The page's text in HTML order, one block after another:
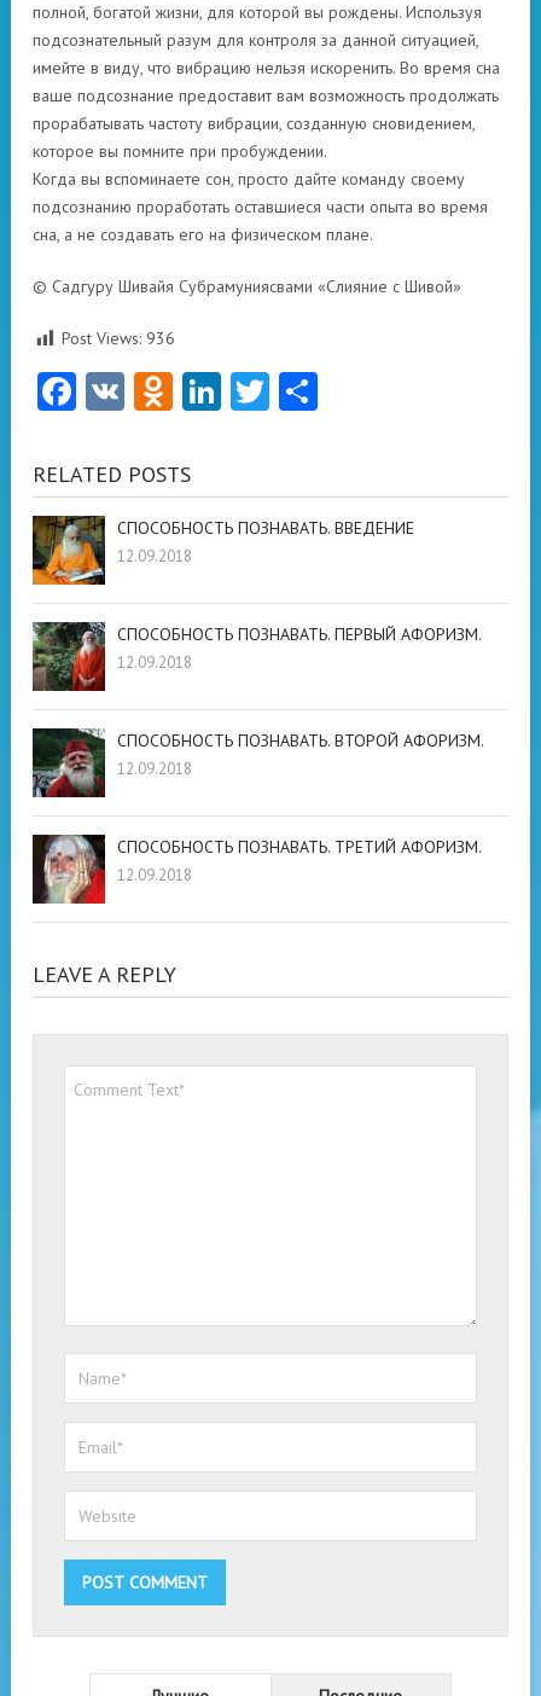
полной, богатой жизни, для которой вы рождены. Используя
подсознательный разум для контроля за данной ситуацией,
имейте в виду, что вибрацию нельзя искоренить. Во время сна
ваше подсознание предоставит вам возможность продолжать
прорабатывать частоту вибрации, созданную сновидением,
которое вы помните при пробуждении.
Когда вы вспоминаете сон, просто дайте команду своему
подсознанию проработать оставшиеся части опыта во время
сна, а не создавать его на физическом плане.
© Садгуру Шивайя Субрамуниясвами «Слияние с Шивой»
Post Views: 936
Facebook
VK Odnoklassniki
LinkedIn
Twitter
RELATED POSTS
СПОСОБНОСТЬ ПОЗНАВАТЬ. ВВЕДЕНИЕ
12.09.2018
СПОСОБНОСТЬ ПОЗНАВАТЬ. ПЕРВЫЙ АФОРИЗМ.
12.09.2018
СПОСОБНОСТЬ ПОЗНАВАТЬ. ВТОРОЙ АФОРИЗМ.
12.09.2018
СПОСОБНОСТЬ ПОЗНАВАТЬ. ТРЕТИЙ АФОРИЗМ.
12.09.2018
LEAVE A REPLY